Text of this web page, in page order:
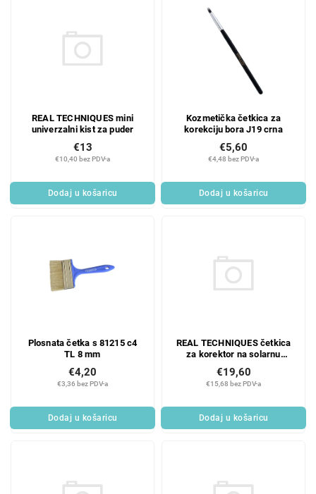
REAL TECHNIQUES mini
univerzalni kist za puder
€10,40 bez PDV-a
€13
Dodaj u košaricu
Kozmetička četkica za
korekciju bora J19 crna
€4,48 bez PDV-a
€5,60
Dodaj u košaricu
Plosnata četka s 81215 c4
TL 8 mm
€3,36 bez PDV-a
€4,20
Dodaj u košaricu
REAL TECHNIQUES četkica
za korektor na solarnu
€15,68 bez PDV-a
€19,60
Dodaj u košaricu